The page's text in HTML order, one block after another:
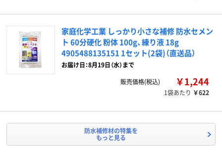
家庭化学工業 しっかり小さな補修 防水セメン
ト 60分硬化 粉体 100g、練り液 18g
4905488135151 1セット(2袋)（直送品）
お届け日：8月19日（水）まで
販売価格(税込)
￥1,244
1袋あたり ￥622
防水補修材の特集を
もっと見る